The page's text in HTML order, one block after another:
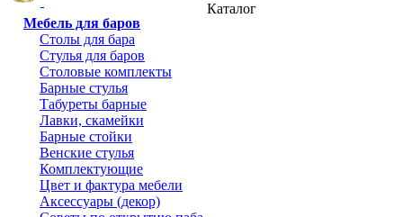
Каталог
Мебель для баров
Столы для бара
Стулья для баров
Столовые комплекты
Барные стулья
Табуреты барные
Лавки, скамейки
Барные стойки
Венские стулья
Комплектующие
Цвет и фактура мебели
Аксессуары (декор)